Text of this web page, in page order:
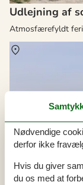
Udlejning af
Atmosfærefyldt
Nødvendige
derfor ikke
Hvis du giver
du os med at